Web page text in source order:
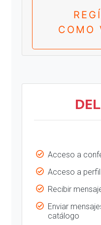
COMO
Acceso a
Acceso a
Recibir
Enviar
catálogo